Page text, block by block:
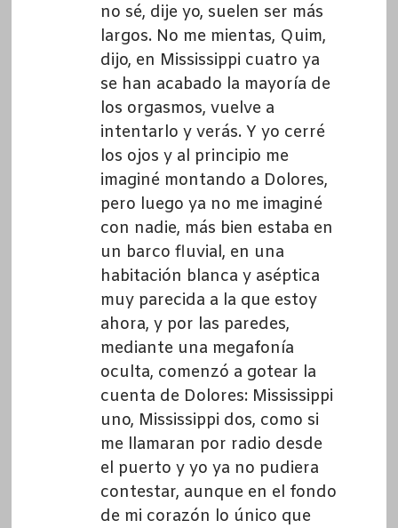
no sé, dije yo, suelen ser más
largos. No me mientas, Quim,
dijo, en Mississippi cuatro ya
se han acabado la mayoría de
los orgasmos, vuelve a
intentarlo y verás. Y yo cerré
los ojos y al principio me
imaginé montando a Dolores,
pero luego ya no me imaginé
con nadie, más bien estaba en
un barco fluvial, en una
habitación blanca y aséptica
muy parecida a la que estoy
ahora, y por las paredes,
mediante una megafonía
oculta, comenzó a gotear la
cuenta de Dolores: Mississippi
uno, Mississippi dos, como si
me llamaran por radio desde
el puerto y yo ya no pudiera
contestar, aunque en el fondo
de mi corazón lo único que